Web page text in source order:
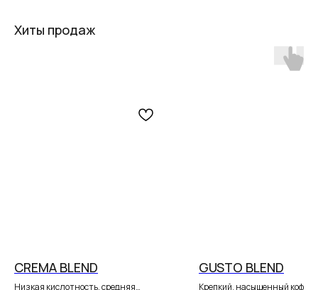
Хиты продаж
CREMA BLEND
Низкая кислотность, средняя
GUSTO BLEND
Крепкий, насыщенный кофе с